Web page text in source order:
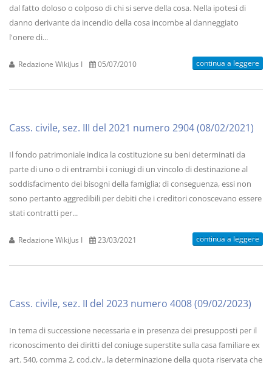
dal fatto doloso o colposo di chi si serve della cosa. Nella ipotesi di
danno derivante da incendio della cosa incombe al danneggiato
l'onere di...
Redazione WikiJus I 05/07/2010 continua a leggere
Cass. civile, sez. III del 2021 numero 2904 (08/02/2021)
Il fondo patrimoniale indica la costituzione su beni determinati da
parte di uno o di entrambi i coniugi di un vincolo di destinazione al
soddisfacimento dei bisogni della famiglia; di conseguenza, essi non
sono pertanto aggredibili per debiti che i creditori conoscevano essere
stati contratti per...
Redazione WikiJus I 23/03/2021 continua a leggere
Cass. civile, sez. II del 2023 numero 4008 (09/02/2023)
In tema di successione necessaria e in presenza dei presupposti per il
riconoscimento dei diritti del coniuge superstite sulla casa familiare ex
art. 540, comma 2, cod.civ., la determinazione della quota riservata che